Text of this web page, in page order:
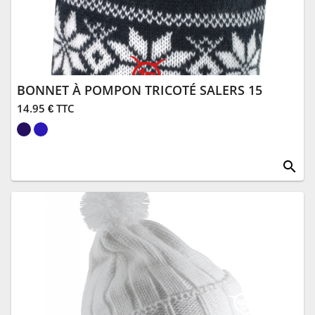
BONNET À POMPON TRICOTÉ SALERS 15
14.95 € TTC
search